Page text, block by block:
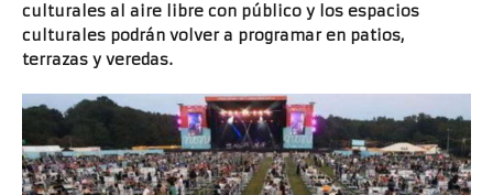
culturales al aire libre con público y los espacios
culturales podrán volver a programar en patios,
terrazas y veredas.